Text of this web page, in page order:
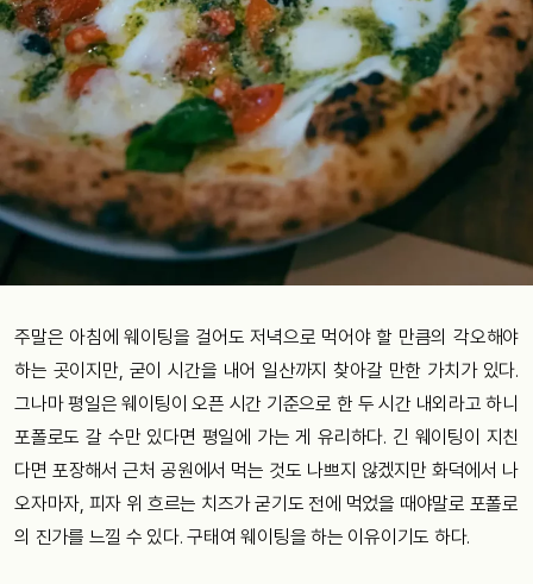
주말은 아침에 웨이팅을 걸어도 저녁으로 먹어야 할 만큼의 각오해야
하는 곳이지만, 굳이 시간을 내어 일산까지 찾아갈 만한 가치가 있다.
그나마 평일은 웨이팅이 오픈 시간 기준으로 한 두 시간 내외라고 하니
포폴로도 갈 수만 있다면 평일에 가는 게 유리하다. 긴 웨이팅이 지친
다면 포장해서 근처 공원에서 먹는 것도 나쁘지 않겠지만 화덕에서 나
오자마자, 피자 위 흐르는 치즈가 굳기도 전에 먹었을 때야말로 포폴로
의 진가를 느낄 수 있다. 구태여 웨이팅을 하는 이유이기도 하다.